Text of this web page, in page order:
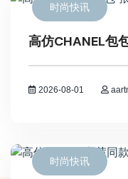
时尚快讯
高仿CHANEL包
2026-08-01
时尚快讯